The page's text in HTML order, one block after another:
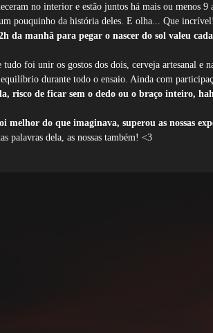
no interior e estão juntos há mais ou menos
pouquinho da história deles. E olha... Que
da manhã para pegar o nascer do sol valeu
tudo foi unir os gostos dos dois, cerveja artesanal e
durante todo o ensaio. Ainda com
risco de ficar sem o dedo ou o braço inteiro,
melhor do que imaginava, superou as nossas
palavras dela, as nossas também! <3